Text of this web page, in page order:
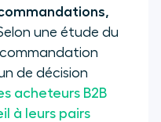
une étude du
de décision
acheteurs B2B
à leurs pairs